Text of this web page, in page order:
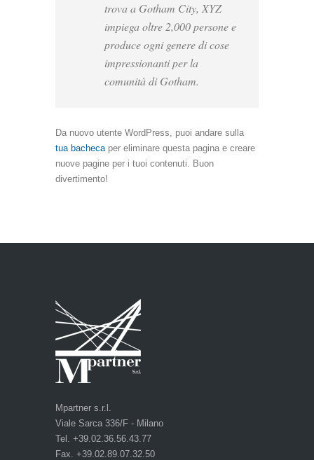
trova a Gotham City, XYZ
impiega oltre 2,000 persone e
produce ogni genere di cose
impressionanti per la
comunità di Gotham.
Da nuovo utente WordPress, puoi andare sulla
tua bachecaper eliminare questa pagina e creare
nuove pagine per i tuoi contenuti. Buon
divertimento!
Mpartner s.r.l.
Viale Sarca 336/F - Milano
Tel. +39.02.36.56.43.77
Fax. +39.02.89.07.32.50